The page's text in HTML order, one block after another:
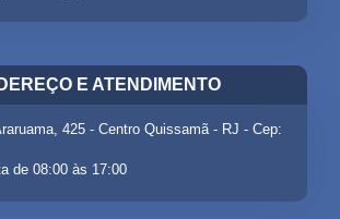
E ATENDIMENTO
425 - Centro Quissamã - RJ - Cep:
de 08:00 às 17:00